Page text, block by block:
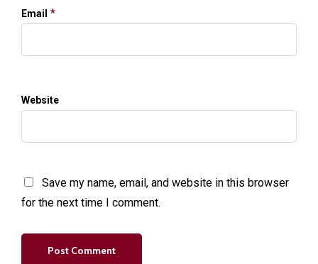
Email *
Website
Save my name, email, and website in this browser
for the next time I comment.